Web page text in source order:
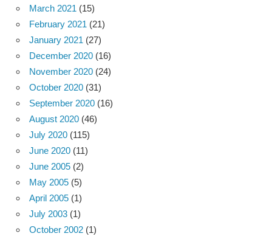
March 2021 (15)
February 2021 (21)
January 2021 (27)
December 2020 (16)
November 2020 (24)
October 2020 (31)
September 2020 (16)
August 2020 (46)
July 2020 (115)
June 2020 (11)
June 2005 (2)
May 2005 (5)
April 2005 (1)
July 2003 (1)
October 2002 (1)